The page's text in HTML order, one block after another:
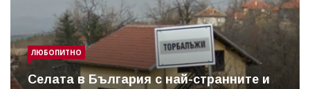
ЛЮБОПИТНО
Cелата в България с най-странните и